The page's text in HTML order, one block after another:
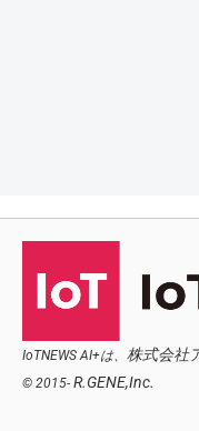
IoTNEWS AI+は、 株式会社
© 2015- R.GENE,Inc.